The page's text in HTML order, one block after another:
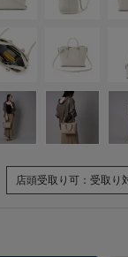
店頭受取り可： 受取り